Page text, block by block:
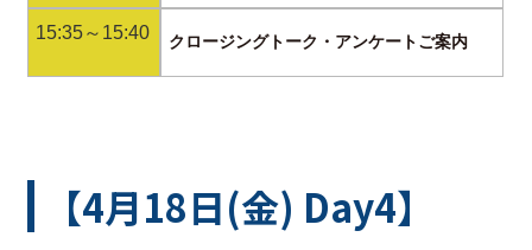
15:35～15:40 クロージングトーク・アンケートご案内
【4月18日(金) Day4】